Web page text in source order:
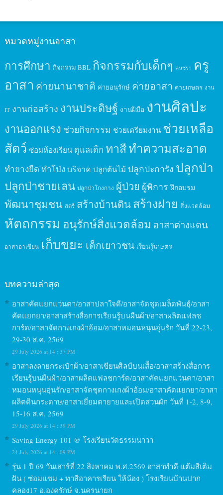
หมวดหมู่งานอาสา
การศึกษา กิจกรรม BBL กิจกรรมกับเด็กๆ คนชรา ครู
อาสา ค่ายนานาชาติ ค่ายอนุรักษ์ ค่ายอาสา ค่ายเกษตร งาน
IT งานก่อสร้าง งานประดิษฐ์ งานฝีมือ งานศิลปะ
งานออกแรง ช่วยกิจกรรม ช่วยเตรียมงาน ช่วยเหลือ
สัตว์ ซ่อมห้องเรียน ดูแลเด็ก ทาสีทำความสะอาด
ทำยางยืด ทำโป่ง บริจาค ปลูกต้นไม้ ปลูกปะการัง ปลูกป่า
ปลูกป่าชายเลน ปลูกป่าโกงกาง ผู้ป่วย ผู้พิการ ฝึกอบรม
พัฒนาชุมชน สตรี สร้างบ้านดินสร้างฝาย สิ่งแวดล้อม
หัตถกรรม อนุรักษ์สิ่งแวดล้อม อาสาต่างแดน
อาสาอาเซียน เก็บขยะ เด็กเยาวชน เรียนรู้เกษตร
บทความล่าสุด
อาสาคัดแยกแว่นตา/อาสาปลาใจดี/อาสาจัดชุดเมล็ดพันธุ์/อาสา
คัดแยกยา/อาสาสร้างสื่อการเรียนรู้บนผืนผ้า/อาสาผลิตแฟลช
การ์ด/อาสาจัดกางเกงผ้าอ้อม/อาสาหมอนหนุนอุ่นรัก วันที่ 22-23,
29-30 ส.ค. 2569
29 July 2026 at 14 : 37 PM
อาสาลงลายกระเป๋าผ้า/อาสาเขียนศิลป์บนเสื้อ/อาสาสร้างสื่อการ
เรียนรู้บนผืนผ้า/อาสาผลิตแฟลชการ์ด/อาสาคัดแยกแว่นตา/อาสา
หมอนหนุนอุ่นรัก/อาสาจัดชุดกางเกงผ้าอ้อม/อาสาคัดแยกยา/อาสา
ผลิตดินกระดาษ/อาสาเยี่ยมตายายและเปิดสวนผัก วันที่ 1-2, 8-9,
15-16 ส.ค. 2569
29 July 2026 at 14 : 39 PM
Saving Energy 101 @ โรงเรียนวัดธรรมนาวา
24 July 2026 at 14 : 09 PM
รุ่น 1 ปี 69 วันเสาร์ที่ 22 สิงหาคม พ.ศ.2569 อาสาทำดี แต้มสีเติม
ฝัน ( ซ่อมแซม + ทาสีอาคารเรียน ให้น้อง ) โรงเรียนบ้านปาก
คลอง17 อ.องครักษ์ จ.นครนายก